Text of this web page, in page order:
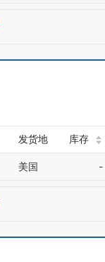
发货地 库存
美国 -